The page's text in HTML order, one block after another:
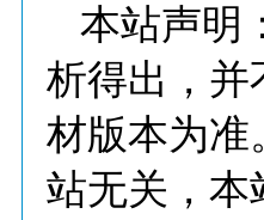
本站声明
析得出，并
材版本为准
站无关，本